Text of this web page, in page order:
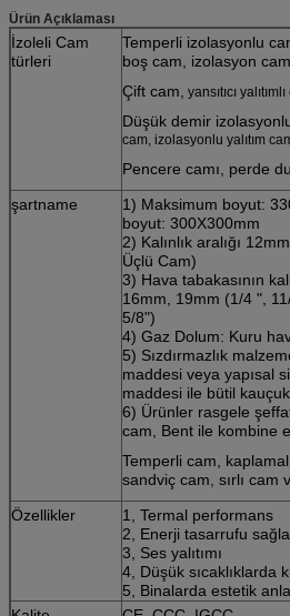
Ürün Açıklaması
İzoleli Cam
türleri
Temperli izolasyonlu
boş cam, izolasyon
Çift cam, yansıtıcı
Düşük demir
cam, izolasyonlu yalıtım
Pencere camı, perde
şartname
1) Maksimum boyut:
boyut: 300X300mm
2) Kalınlık aralığı
Üçlü Cam)
3) Hava tabakasının
16mm, 19mm (1/4 ",
5/8")
4) Gaz Dolum: Kuru
5) Sızdırmazlık
maddesi veya yapısal
maddesi ile bütil
6) Ürünler rasgele
cam, Bent ile kombine
Temperli cam,
sandviç cam, sırlı cam
Özellikler
1, Termal performans
2, Enerji tasarrufu
3, Ses yalıtımı
4, Düşük sıcaklıklarda
5, Binalarda estetik